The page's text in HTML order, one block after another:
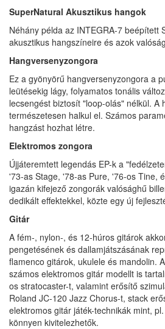
SuperNatural Akusztikus hangok
Néhány példa az INTEGRA-7 beépített
akusztikus hangszíneire és azok
Hangversenyzongora
Ez a gyönyörű hangversenyzongora a
leütésekig lágy, folyamatos tonális
lecsengést biztosít "loop-olás" nélkül. A
természetesen halkul el. Számos
hangzást hozhat létre.
Elektromos zongora
Újjáteremtett legendás EP-k a
'73-as Stage, '78-as Pure, '76-os Tine,
igazán kifejező zongorák valósághű
dedikált effektekkel, közte egy új
Gitár
A fém-, nylon-, és 12-húros gitárok
pengetésének és dallamjátszásának
flamenco gitárok, ukulele és mandolin.
számos elektromos gitár modellt is
os stratocaster-t, valamint erősítő
Roland JC-120 Jazz Chorus-t, stack
elektromos gitár játék-technikák mint,
könnyen kivitelezhetők.